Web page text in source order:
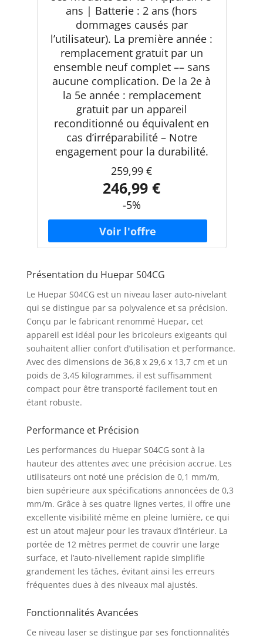
ans | Batterie : 2 ans (hors
dommages causés par
l’utilisateur). La première année :
remplacement gratuit par un
ensemble neuf complet –– sans
aucune complication. De la 2e à
la 5e année : remplacement
gratuit par un appareil
reconditionné ou équivalent en
cas d’irréparabilité – Notre
engagement pour la durabilité.
259,99 €
246,99 €
-5%
Présentation du Huepar S04CG
Le Huepar S04CG est un niveau laser auto-nivelant
qui se distingue par sa polyvalence et sa précision.
Conçu par le fabricant renommé Huepar, cet
appareil est idéal pour les bricoleurs exigeants qui
souhaitent allier confort d’utilisation et performance.
Avec des dimensions de 36,8 x 29,6 x 13,7 cm et un
poids de 3,45 kilogrammes, il est suffisamment
compact pour être transporté facilement tout en
étant robuste.
Performance et Précision
Les performances du Huepar S04CG sont à la
hauteur des attentes avec une précision accrue. Les
utilisateurs ont noté une précision de 0,1 mm/m,
bien supérieure aux spécifications annoncées de 0,3
mm/m. Grâce à ses quatre lignes vertes, il offre une
excellente visibilité même en pleine lumière, ce qui
est un atout majeur pour les travaux d’intérieur. La
portée de 12 mètres permet de couvrir une large
surface, et l’auto-nivellement rapide simplifie
grandement les tâches, évitant ainsi les erreurs
fréquentes dues à des niveaux mal ajustés.
Fonctionnalités Avancées
Ce niveau laser se distingue par ses fonctionnalités